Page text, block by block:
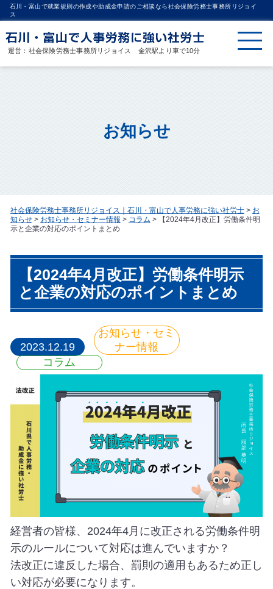
石川・富山で就業規則の作成や助成金申請のご相談なら社会保険労務士事務所リジョイ
ス
運営：社会保険労務士事務所リジョイス 金沢駅より車で10分
お知らせ
社会保険労務士事務所リジョイス｜石川・富山で人事労務に強い社労士> お
知らせ> お知らせ・セミナー情報 > コラム >
【2024年4月改正】労働条件明
示と企業の対応のポイントまとめ
【2024年4月改正】労働条件明示
と企業の対応のポイントまとめ
2023.12.19
お知らせ・セミ
ナー情報
コラム
経営者の皆様、2024年4月に改正される労働条件明
示のルールについて対応は進んでいますか？
法改正に違反した場合、罰則の適用もあるため正し
い対応が必要になります。